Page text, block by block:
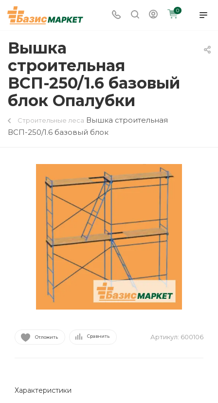
0
Вышка
строительная
ВСП-250/1.6 базовый
блок Опалубки
Строительные леса Вышка строительная
ВСП-250/1.6 базовый блок
Отложить Сравнить Артикул: 600106
Характеристики